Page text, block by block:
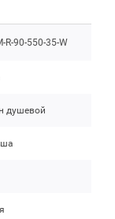
R-90-550-35-W
душевой